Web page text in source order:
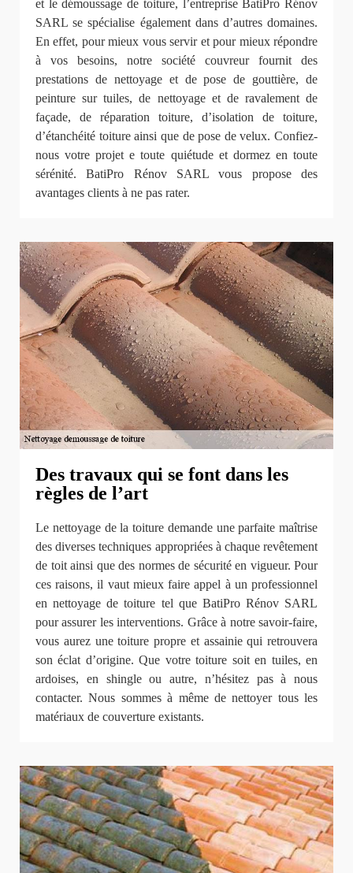
et le démoussage de toiture, l’entreprise BatiPro Rénov
SARL se spécialise également dans d’autres domaines.
En effet, pour mieux vous servir et pour mieux répondre
à vos besoins, notre société couvreur fournit des
prestations de nettoyage et de pose de gouttière, de
peinture sur tuiles, de nettoyage et de ravalement de
façade, de réparation toiture, d’isolation de toiture,
d’étanchéité toiture ainsi que de pose de velux. Confiez-
nous votre projet e toute quiétude et dormez en toute
sérénité. BatiPro Rénov SARL vous propose des
avantages clients à ne pas rater.
Des travaux qui se font dans les
règles de l’art
Le nettoyage de la toiture demande une parfaite maîtrise
des diverses techniques appropriées à chaque revêtement
de toit ainsi que des normes de sécurité en vigueur. Pour
ces raisons, il vaut mieux faire appel à un professionnel
en nettoyage de toiture tel que BatiPro Rénov SARL
pour assurer les interventions. Grâce à notre savoir-faire,
vous aurez une toiture propre et assainie qui retrouvera
son éclat d’origine. Que votre toiture soit en tuiles, en
ardoises, en shingle ou autre, n’hésitez pas à nous
contacter. Nous sommes à même de nettoyer tous les
matériaux de couverture existants.